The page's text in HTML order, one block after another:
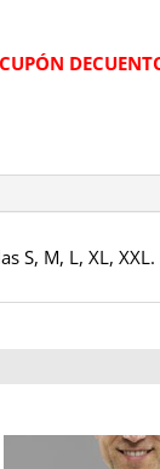
CUPÓN
S, M, L, XL,